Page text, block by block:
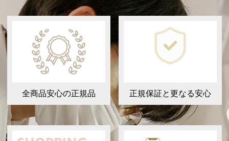
全商品安心の正規品 正規保証と更なる安心